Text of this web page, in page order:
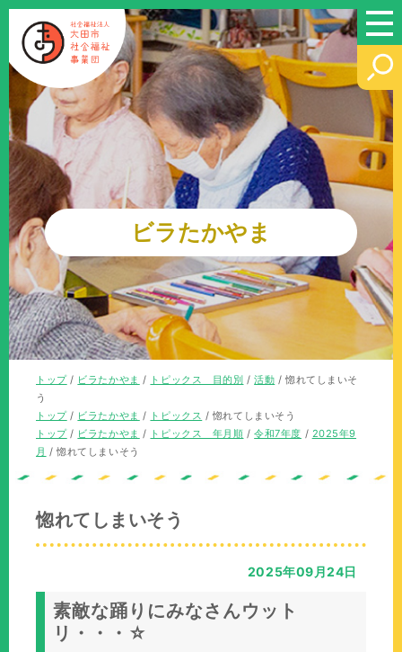
このページの本文へ
ビラたかやま
現
在
の
位
置：
トップ/ ビラたかやま / トピックス 目的別 /活動 / 惚れてしまいそ
う
現
在
の
トップ/ ビラたかやま / トピックス / 惚れてしまいそう
現
在
トップ/ ビラたかやま / トピックス 年月順 /令和7年度 / 2025年9
月 /惚れてしまいそう
惚れてしまいそう
2025年09月24日
素敵な踊りにみなさんウット
リ・・・☆